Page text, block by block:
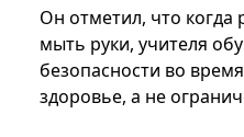
Он отметил, что когда
мыть руки, учителя
безопасности во
здоровье, а не